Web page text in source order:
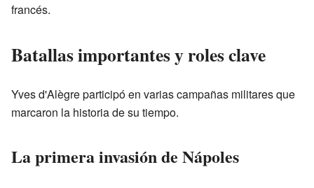
francés.
Batallas importantes y roles clave
Yves d'Alègre participó en varias campañas militares que
marcaron la historia de su tiempo.
La primera invasión de Nápoles